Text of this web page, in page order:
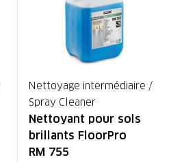
Nettoyage intermédiaire /
Spray Cleaner
Nettoyant pour sols
brillants FloorPro
RM 755